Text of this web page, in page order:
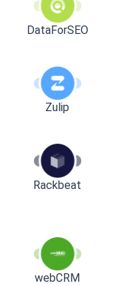
DataForSEO
Zulip
Rackbeat
webCRM